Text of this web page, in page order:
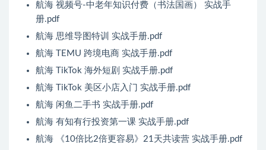
航海 视频号-中老年知识付费（书法国画） 实战手
册.pdf
航海 思维导图特训 实战手册.pdf
航海 TEMU 跨境电商 实战手册.pdf
航海 TikTok 海外短剧 实战手册.pdf
航海 TikTok 美区小店入门 实战手册.pdf
航海 闲鱼二手书 实战手册.pdf
航海 有知有行投资第一课 实战手册.pdf
航海 《10倍比2倍更容易》21天共读营 实战手册.pdf